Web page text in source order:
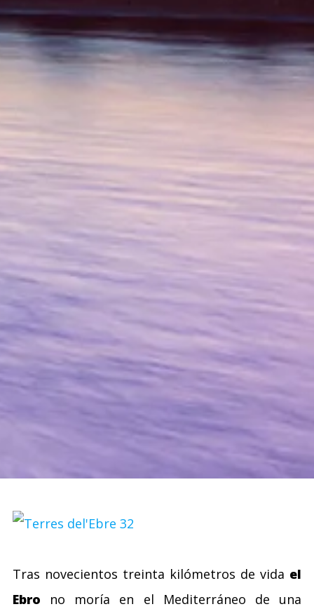
Tras novecientos treinta kilómetros de vida el
Ebro no moría en el Mediterráneo de una